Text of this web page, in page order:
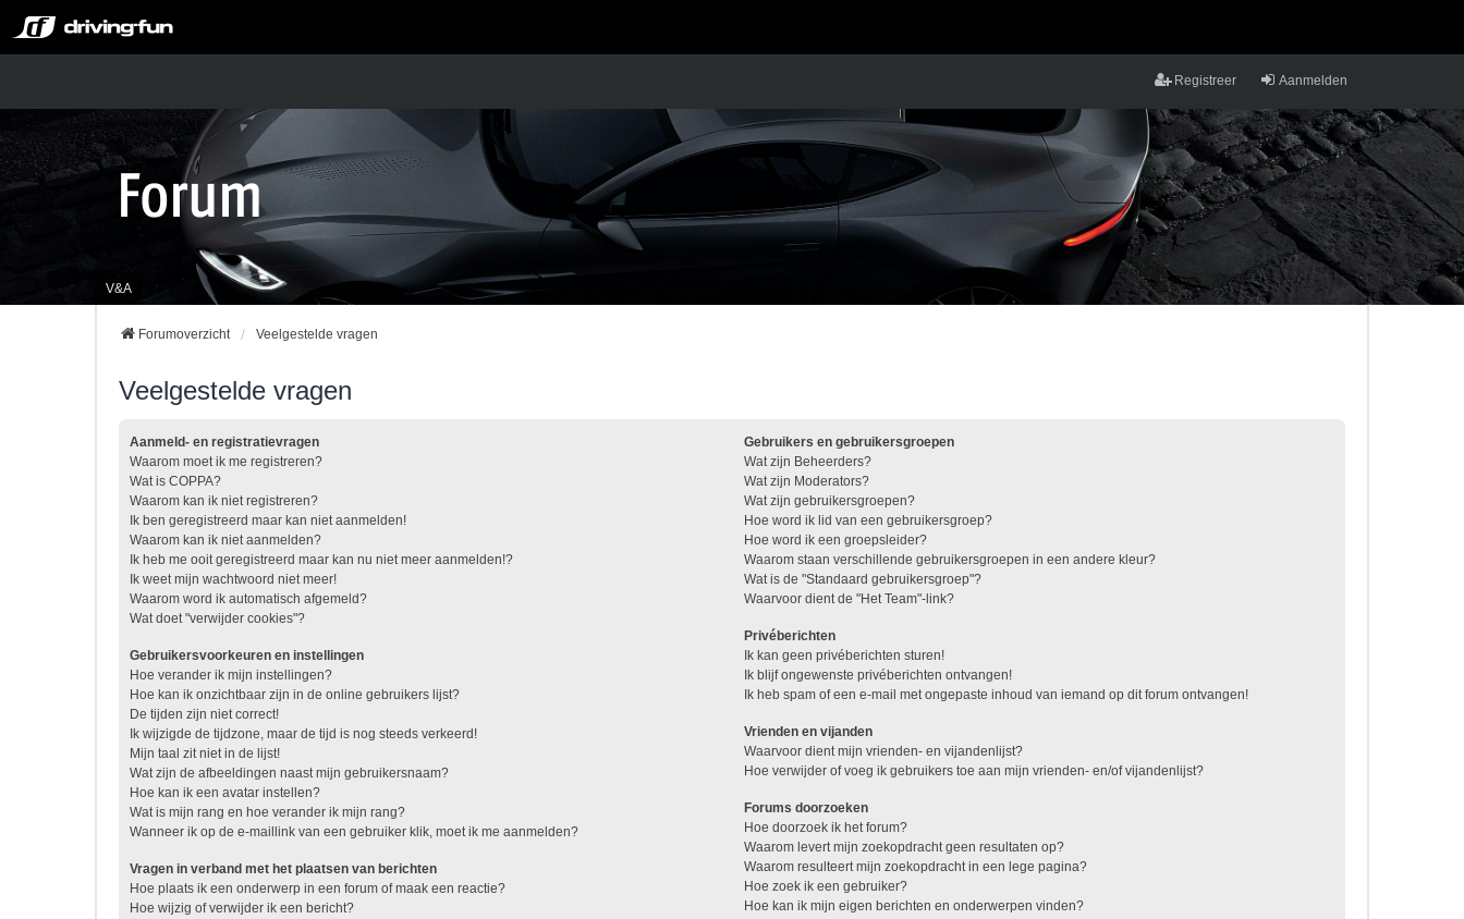
Aanmelden
Registreer
V&A
Forumoverzicht Veelgestelde vragen
Veelgestelde vragen
Aanmeld- en registratievragen
Waarom moet ik me registreren?
Wat is COPPA?
Waarom kan ik niet registreren?
Ik ben geregistreerd maar kan niet aanmelden!
Waarom kan ik niet aanmelden?
Ik heb me ooit geregistreerd maar kan nu niet meer aanmelden!?
Ik weet mijn wachtwoord niet meer!
Waarom word ik automatisch afgemeld?
Wat doet "verwijder cookies"?
Gebruikersvoorkeuren en instellingen
Hoe verander ik mijn instellingen?
Hoe kan ik onzichtbaar zijn in de online gebruikers lijst?
De tijden zijn niet correct!
Ik wijzigde de tijdzone, maar de tijd is nog steeds verkeerd!
Mijn taal zit niet in de lijst!
Wat zijn de afbeeldingen naast mijn gebruikersnaam?
Hoe kan ik een avatar instellen?
Wat is mijn rang en hoe verander ik mijn rang?
Wanneer ik op de e-maillink van een gebruiker klik, moet ik me aanmelden?
Vragen in verband met het plaatsen van berichten
Hoe plaats ik een onderwerp in een forum of maak een reactie?
Hoe wijzig of verwijder ik een bericht?
Gebruikers en gebruikersgroepen
Wat zijn Beheerders?
Wat zijn Moderators?
Wat zijn gebruikersgroepen?
Hoe word ik lid van een gebruikersgroep?
Hoe word ik een groepsleider?
Waarom staan verschillende gebruikersgroepen in een andere kleur?
Wat is de "Standaard gebruikersgroep"?
Waarvoor dient de "Het Team"-link?
Privéberichten
Ik kan geen privéberichten sturen!
Ik blijf ongewenste privéberichten ontvangen!
Ik heb spam of een e-mail met ongepaste inhoud van iemand op dit forum ontvangen!
Vrienden en vijanden
Waarvoor dient mijn vrienden- en vijandenlijst?
Hoe verwijder of voeg ik gebruikers toe aan mijn vrienden- en/of vijandenlijst?
Forums doorzoeken
Hoe doorzoek ik het forum?
Waarom levert mijn zoekopdracht geen resultaten op?
Waarom resulteert mijn zoekopdracht in een lege pagina?
Hoe zoek ik een gebruiker?
Hoe kan ik mijn eigen berichten en onderwerpen vinden?